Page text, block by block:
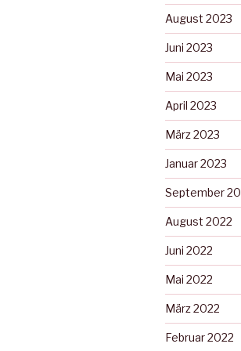
August 2023
Juni 2023
Mai 2023
April 2023
März 2023
Januar 2023
September
August 2022
Juni 2022
Mai 2022
März 2022
Februar 2022